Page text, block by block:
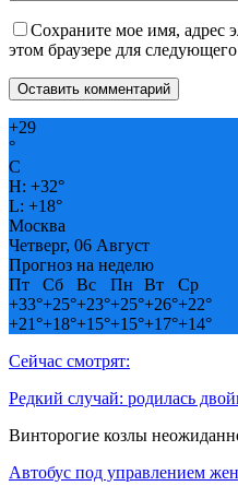
Сохраните мое имя, адрес
этом браузере для
+29
°
C
H: +32°
L: +18°
Москва
Четверг, 06 Август
Прогноз на неделю
Пт
Сб Вс Пн Вт
Ср
+33°+25°+23°+25°+26°+22°
+21°+18°+15°+15°+17°+14°
Сейчас смотрят:
Редкий случай: родилась
Винторогие козлы
Автобус под управлением